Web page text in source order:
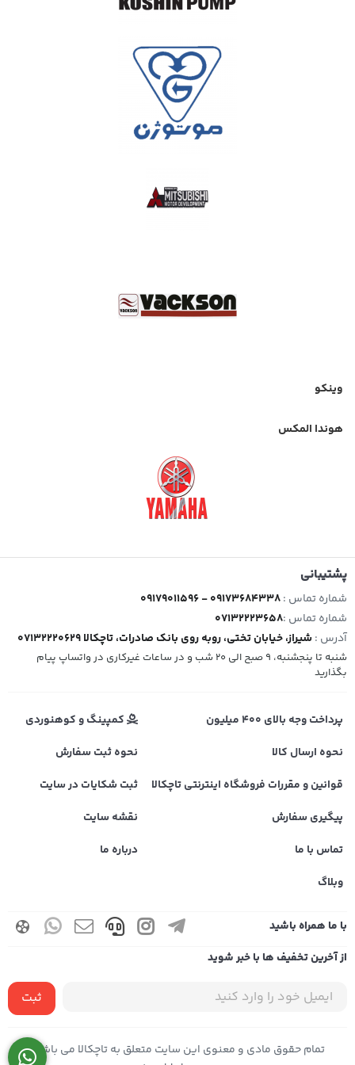
وینکو
هوندا المکس
پشتیبانی
شماره تماس :09179011596 - 09173684338
شماره تماس :07132223658
آدرس :شیراز، خیابان تختی، روبه روی بانک صادرات، تاچکالا 07132220629
شنبه تا پنجشنبه، 9 صبح الی 20 شب و در ساعات غیرکاری در واتساپ پیام
بگذارید
پرداخت وجه بالای 400 میلیون
کمپینگ و کوهنوردی
نحوه ارسال کالا
نحوه ثبت سفارش
قوانین و مقررات فروشگاه اینترنتی تاچکالا
ثبت شکایات در سایت
پیگیری سفارش
نقشه سایت
تماس با ما
درباره ما
وبلاگ
با ما همراه باشید
از آخرین تخفیف ها با خبر شوید
ثبت
تمام حقوق مادی و معنوی این سایت متعلق به تاچکالا می باشد |